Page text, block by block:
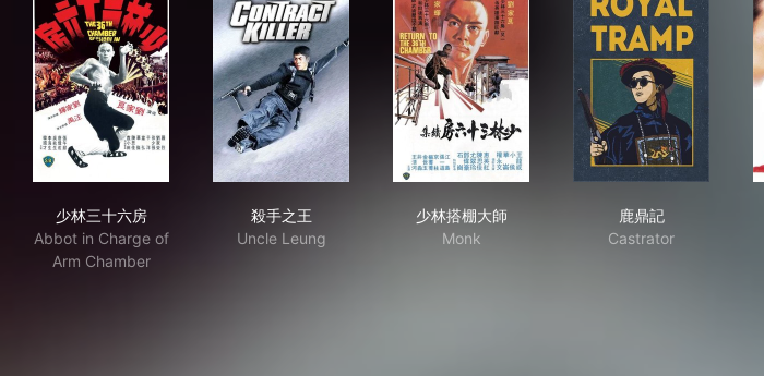
少林三十六房
Abbot in Charge of
Arm Chamber
殺手之王
Uncle Leung
少林搭棚大師
Monk
鹿鼎記
Castrator